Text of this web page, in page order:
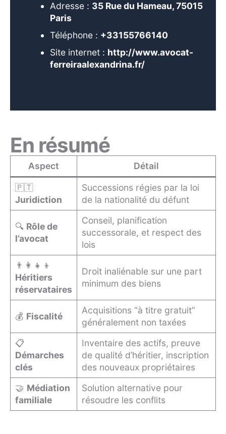
Adresse : 35 Rue du Hameau, 75015
Paris
Téléphone : +33155766140
Site internet : http://www.avocat-
ferreiraalexandrina.fr/
En résumé
Aspect Détail
🇵🇹
Juridiction
Successions régies par la loi
de la nationalité du défunt
🔍 Rôle de
l’avocat
Conseil, planification
successorale, et respect des
lois
👨‍👩‍👧‍👦
Héritiers
réservataires
Droit inaliénable sur une part
minimum des biens
💰 Fiscalité
Acquisitions “à titre gratuit”
généralement non taxées
📋
Démarches
clés
Inventaire des actifs, preuve
de qualité d’héritier, inscription
des nouveaux propriétaires
🤝 Médiation
familiale
Solution alternative pour
résoudre les conflits